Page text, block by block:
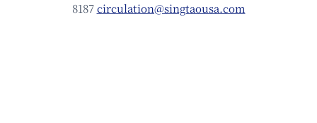
8187circulation@singtaousa.com